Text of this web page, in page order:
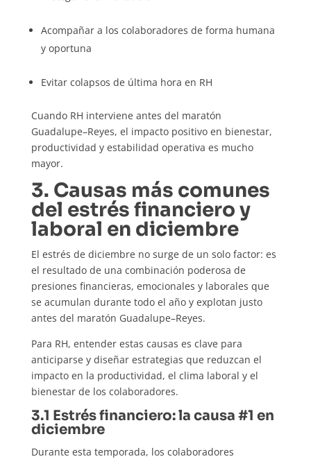
Acompañar a los colaboradores de forma humana
y oportuna
Evitar colapsos de última hora en RH
Cuando RH interviene antes del maratón
Guadalupe–Reyes, el impacto positivo en bienestar,
productividad y estabilidad operativa es mucho
mayor.
3. Causas más comunes
del estrés financiero y
laboral en diciembre
El estrés de diciembre no surge de un solo factor: es
el resultado de una combinación poderosa de
presiones financieras, emocionales y laborales que
se acumulan durante todo el año y explotan justo
antes del maratón Guadalupe–Reyes.
Para RH, entender estas causas es clave para
anticiparse y diseñar estrategias que reduzcan el
impacto en la productividad, el clima laboral y el
bienestar de los colaboradores.
3.1 Estrés financiero: la causa #1 en
diciembre
Durante esta temporada, los colaboradores